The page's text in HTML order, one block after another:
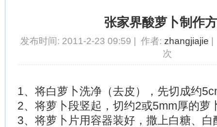
张家界酸萝卜制作
发布时间: 2011-2-23 09:59 | 作者: zhangjiajie |
次
1、将白萝卜洗净（去皮），先切成约
2、将萝卜段竖起，切约2或5mm厚的萝
3、将萝卜片用容器装好，撒上白糖、